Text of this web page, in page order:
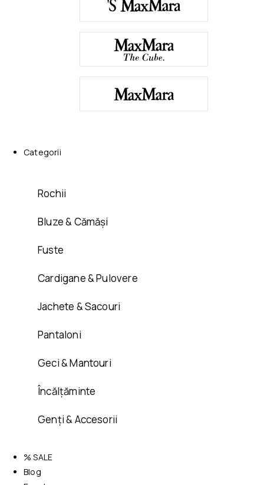
Categorii
Rochii
Bluze & Cămăși
Fuste
Cardigane & Pulovere
Jachete & Sacouri
Pantaloni
Geci & Mantouri
Încălțăminte
Genți & Accesorii
% SALE
Blog